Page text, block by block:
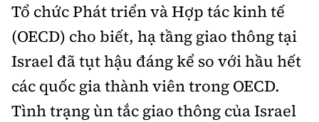
Ẩm thực
Câu chuyện giao thông
Giải trí - Thể thao
Cơ quan chủ quản: Bộ Xây dựng
Giấy phép số: 03/GP-BVHTTDL, cấp ngày 1/4/2025.
Tòa soạn: Số 2 Nguyễn Công Hoan, phường Giảng Võ,
Tổ chức Phát triển và Hợp tác kinh tế
(OECD) cho biết, hạ tầng giao thông tại
Israel đã tụt hậu đáng kể so với hầu hết
các quốc gia thành viên trong OECD.
Tình trạng ùn tắc giao thông của Israel